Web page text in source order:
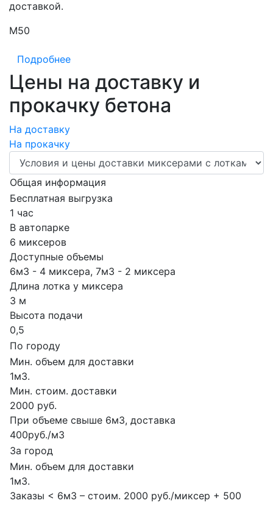
доставкой.
М50
Подробнее
Цены на доставку и
прокачку бетона
На доставку
На прокачку
Общая информация
Бесплатная выгрузка
1 час
В автопарке
6 миксеров
Доступные объемы
6м3 - 4 миксера, 7м3 - 2 миксера
Длина лотка у миксера
3 м
Высота подачи
0,5
По городу
Мин. объем для доставки
1м3.
Мин. стоим. доставки
2000 руб.
При объеме свыше 6м3, доставка
400руб./м3
За город
Мин. объем для доставки
1м3.
Заказы < 6м3 – стоим. 2000 руб./миксер + 500